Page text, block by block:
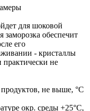
для шоковой
заморозка обеспечит
его
- кристаллы
практически не
не выше, °С
окр. среды +25°С,